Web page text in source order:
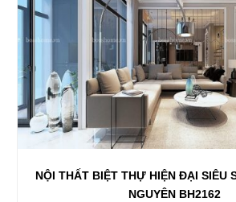
NỘI THẤT BIỆT THỰ HIỆN ĐẠI SIÊU
NGUYÊN BH2162